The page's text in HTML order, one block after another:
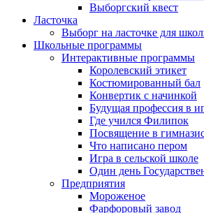
Выборгский квест
Ласточка
Выборг на ласточке для
Школьные программы
Интерактивные программы
Королевский этикет
Костюмированный бал
Конвертик с начинкой
Будущая профессия в
Где учился Филипок
Посвящение в
Что написано пером
Игра в сельской школе
Один день
Предприятия
Мороженое
Фарфоровый завод